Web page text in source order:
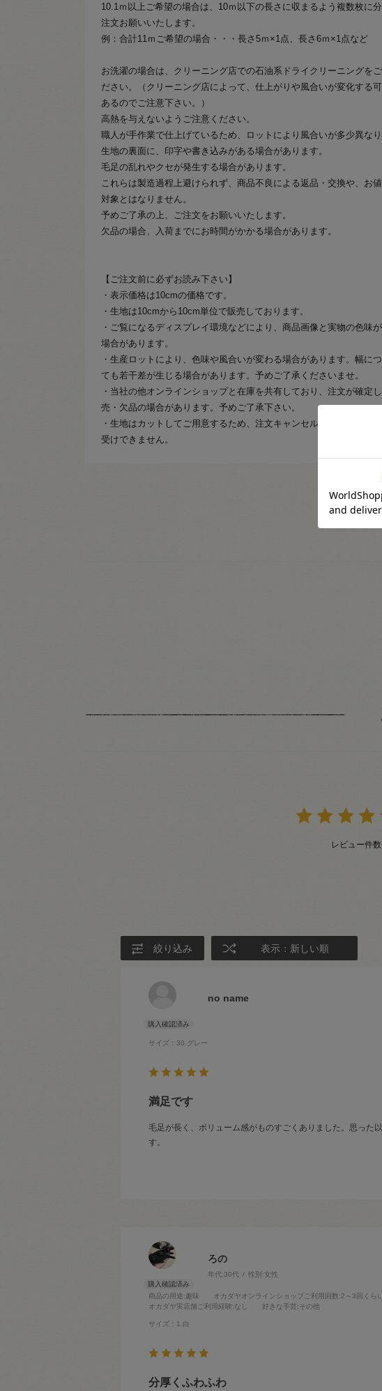
10.1ｍ以上ご希望の場合は、10ｍ以下の長さに収まるよう複数枚に
注文お願いいたします。
例：合計11ｍご希望の場合・・・長さ5ｍ×1点、長さ6ｍ×1点など
お洗濯の場合は、クリーニング店での石油系ドライクリーニングをご
ださい。（クリーニング店によって、仕上がりや風合いが変化する
あるのでご注意下さい。）
高熱を与えないようご注意ください。
職人が手作業で仕上げているため、ロットにより風合いが多少異なり
生地の裏面に、印字や書き込みがある場合があります。
毛足の乱れやクセが発生する場合があります。
これらは製造過程上避けられず、商品不良による返品・交換や、お
対象とはなりません。
予めご了承の上、ご注文をお願いいたします。
欠品の場合、入荷までにお時間がかかる場合があります。
【ご注文前に必ずお読み下さい】
・表示価格は10cmの価格です。
・生地は10cmから10cm単位で販売しております。
・ご覧になるディスプレイ環境などにより、商品画像と実物の色味
場合があります。
・生産ロットにより、色味や風合いが変わる場合があります。幅に
ても若干差が生じる場合があります。予めご了承くださいませ。
・当社の他オンラインショップと在庫を共有しており、注文が確定
売・欠品の場合があります。予めご了承下さい。
・生地はカットしてご用意するため、注文キャンセル・数量変更・返
受けできません。
レビュー件数
絞り込み 表示：新しい順
no name
サイズ：30.グレー
満足です
毛足が長く、ボリューム感がものすごくありました。思った
す。
ろの
年代:30代 性別:女性
商品の用途:趣味 オカダヤオンラインショップご利用回数:2～3回くら
オカダヤ実店舗ご利用経験:なし 好きな手芸:その他
サイズ：1.白
分厚くふわふわ